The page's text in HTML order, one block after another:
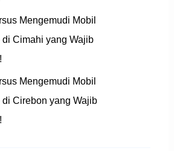
Mengemudi Mobil
di Cimahi yang Wajib
Mengemudi Mobil
di Cirebon yang Wajib